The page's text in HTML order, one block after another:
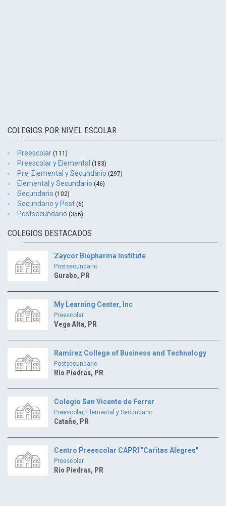
COLEGIOS POR NIVEL ESCOLAR
Preescolar (111)
Preescolar y Elemental (183)
Pre, Elemental y Secundario (297)
Elemental y Secundario (46)
Secundario (102)
Secundario y Post (6)
Postsecundario (356)
COLEGIOS DESTACADOS
Zaycor Biopharma Institute
Postsecundario
Gurabo, PR
My Learning Center, Inc
Preescolar
Vega Alta, PR
Ramírez College of Business and Technology
Postsecundario
Río Piedras, PR
Colegio San Vicente de Ferrer
Preescolar, Elemental y Secundario
Cataño, PR
Centro Preescolar CAPRI "Caritas Alegres"
Preescolar
Río Piedras, PR